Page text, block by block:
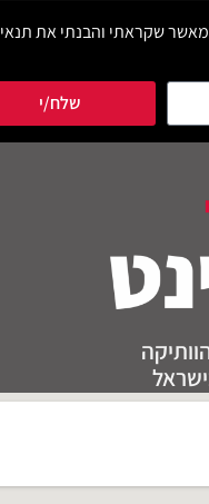
שקראתי והבנתי את תנאי
שלח/י